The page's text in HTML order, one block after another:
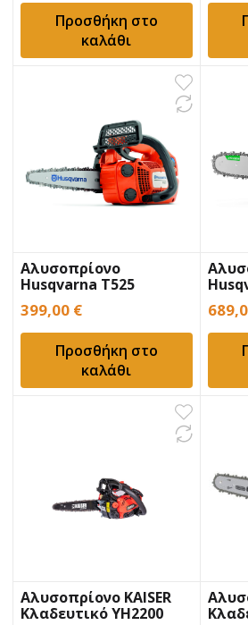
Προσθήκη στο
καλάθι
Αλυσοπρίονο
Husqvarna T525
Carving
399,00 €
Προσθήκη στο
καλάθι
Αλυσοπρίονο KAISER
Κλαδευτικό YH2200